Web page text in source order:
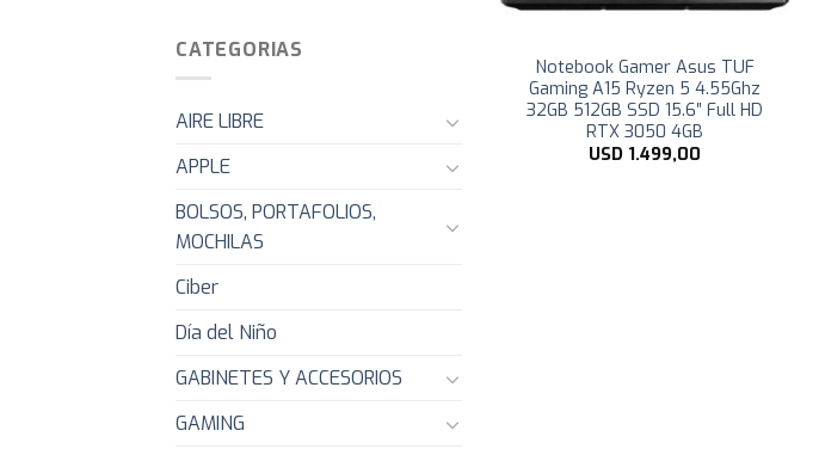
CATEGORIAS
AIRE LIBRE
APPLE
BOLSOS, PORTAFOLIOS,
MOCHILAS
Ciber
Día del Niño
GABINETES Y ACCESORIOS
GAMING
Notebook Gamer Asus TUF
Gaming A15 Ryzen 5 4.55Ghz
32GB 512GB SSD 15.6″ Full HD
RTX 3050 4GB
USD 1.499,00